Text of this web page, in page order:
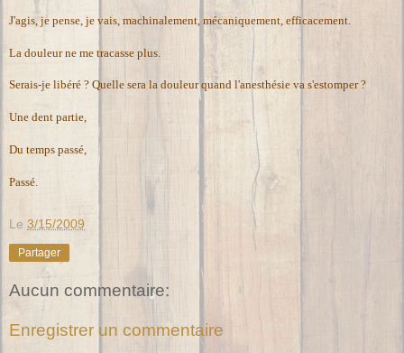
J'agis, je pense, je vais, machinalement, mécaniquement, efficacement.
La douleur ne me tracasse plus.
Serais-je libéré ? Quelle sera la douleur quand l'anesthésie va s'estomper ?
Une dent partie,
Du temps passé,
Passé.
Le 3/15/2009
Partager
Aucun commentaire:
Enregistrer un commentaire